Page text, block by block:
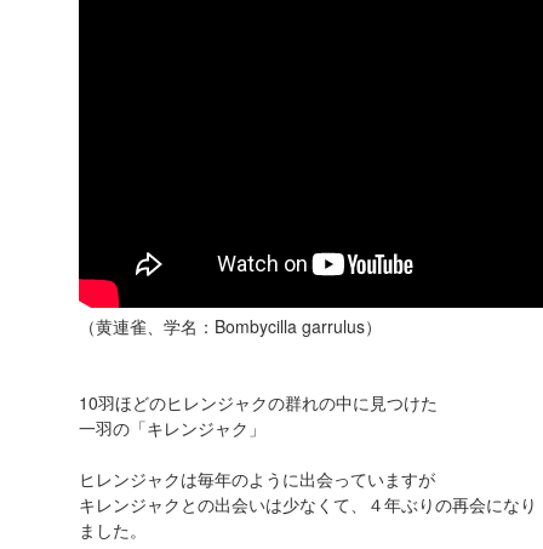
（黄連雀、学名：Bombycilla garrulus）
10羽ほどのヒレンジャクの群れの中に見つけた
一羽の「キレンジャク」
ヒレンジャクは毎年のように出会っていますが
キレンジャクとの出会いは少なくて、４年ぶりの再会になり
ました。